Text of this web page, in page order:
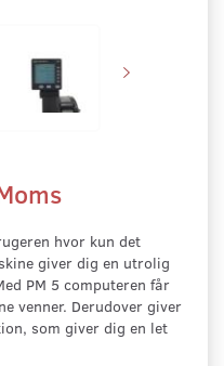
hvor kun det
giver dig en utrolig
PM 5 computeren får
venner. Derudover giver
som giver dig en let